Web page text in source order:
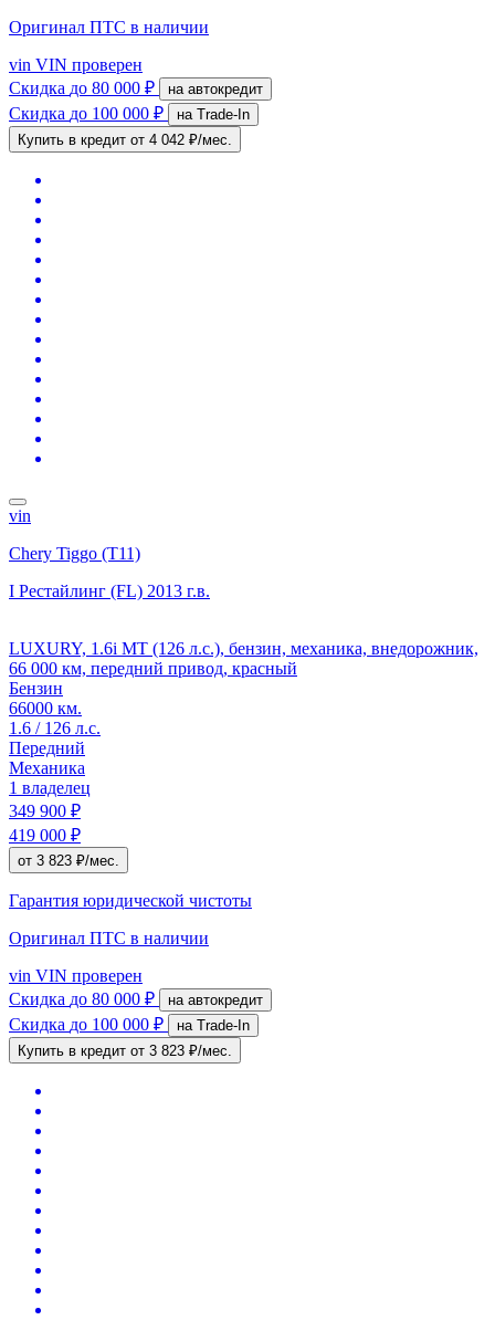
Оригинал ПТС в наличии
vin VIN проверен
Скидка до 80 000 ₽ на автокредит
Скидка до 100 000 ₽
на Trade-In
Купить в кредит от 4 042 ₽/мес.
vin
Chery Tiggo (T11)
I Рестайлинг (FL) 2013 г.в.
LUXURY, 1.6i MT (126 л.с.), бензин, механика, внедорожник,
66 000 км, передний привод, красный
Бензин
66000 км.
1.6 / 126 л.с.
Передний
Механика
1 владелец
349 900 ₽
419 000 ₽
от 3 823 ₽/мес.
Гарантия юридической чистоты
Оригинал ПТС в наличии
vin VIN проверен
Скидка до 80 000 ₽ на автокредит
Скидка до 100 000 ₽
на Trade-In
Купить в кредит от 3 823 ₽/мес.